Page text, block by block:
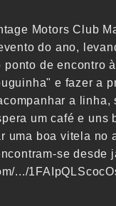
Motors Club
do ano,
ponto de encontro
e fazer a
a
um café e
uma boa vitela no
se desde
.../